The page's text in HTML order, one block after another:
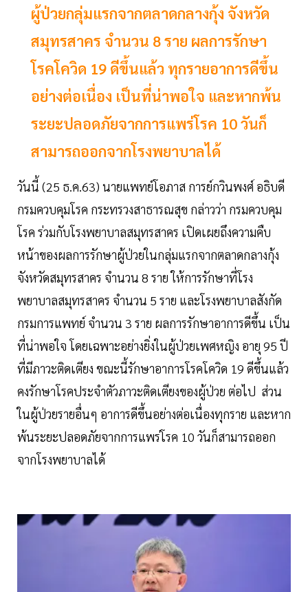
ผู้ป่วยกลุ่มแรกจากตลาดกลางกุ้ง จังหวัด
สมุทรสาคร จำนวน 8 ราย ผลการรักษา
โรคโควิด 19 ดีขึ้นแล้ว ทุกรายอาการดีขึ้น
อย่างต่อเนื่อง เป็นที่น่าพอใจ และหากพ้น
ระยะปลอดภัยจากการแพร่โรค 10 วันก็
สามารถออกจากโรงพยาบาลได้
วันนี้ (25 ธ.ค.63) นายแพทย์โอภาส การย์กวินพงศ์ อธิบดี
กรมควบคุมโรค กระทรวงสาธารณสุข กล่าวว่า กรมควบคุม
โรค ร่วมกับโรงพยาบาลสมุทรสาคร เปิดเผยถึงความคืบ
หน้าของผลการรักษาผู้ป่วยในกลุ่มแรกจากตลาดกลางกุ้ง
จังหวัดสมุทรสาคร จำนวน 8 ราย ให้การรักษาที่โรง
พยาบาลสมุทรสาคร จำนวน 5 ราย และโรงพยาบาลสังกัด
กรมการแพทย์ จำนวน 3 ราย ผลการรักษาอาการดีขึ้น เป็น
ที่น่าพอใจ โดยเฉพาะอย่างยิ่งในผู้ป่วยเพศหญิง อายุ 95 ปี
ที่มีภาวะติดเตียง ขณะนี้รักษาอาการโรคโควิด 19 ดีขึ้นแล้ว
คงรักษาโรคประจำตัวภาวะติดเตียงของผู้ป่วย ต่อไป ส่วน
ในผู้ป่วยรายอื่นๆ อาการดีขึ้นอย่างต่อเนื่องทุกราย และหาก
พ้นระยะปลอดภัยจากการแพร่โรค 10 วันก็สามารถออก
จากโรงพยาบาลได้